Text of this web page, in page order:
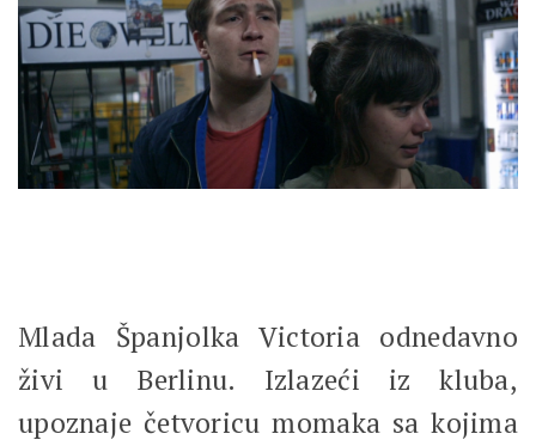
Mlada Španjolka Victoria odnedavno
živi u Berlinu. Izlazeći iz kluba,
upoznaje četvoricu momaka sa kojima